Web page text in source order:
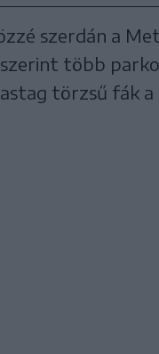
szerdán a
több
törzsű fák